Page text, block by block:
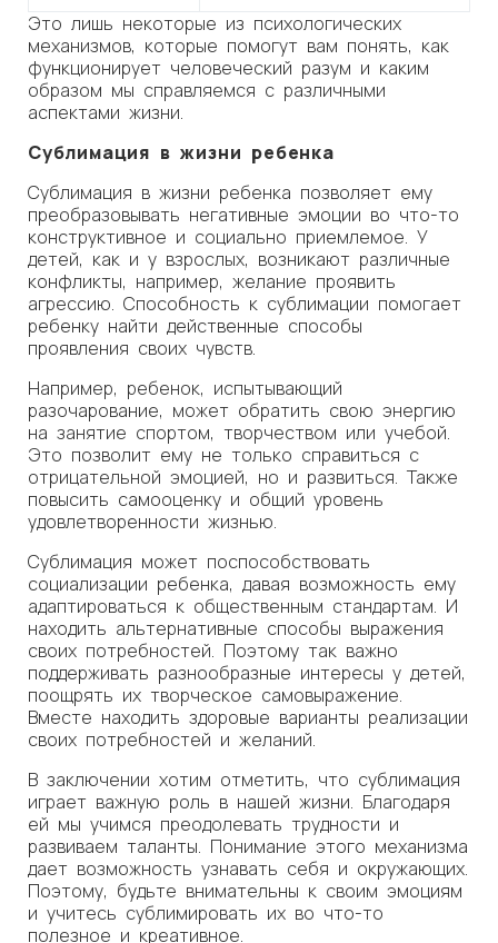
Это лишь некоторые из психологических
механизмов, которые помогут вам понять, как
функционирует человеческий разум и каким
образом мы справляемся с различными
аспектами жизни.
Сублимация в жизни ребенка
Сублимация в жизни ребенка позволяет ему
преобразовывать негативные эмоции во что-то
конструктивное и социально приемлемое. У
детей, как и у взрослых, возникают различные
конфликты, например, желание проявить
агрессию. Способность к сублимации помогает
ребенку найти действенные способы
проявления своих чувств.
Например, ребенок, испытывающий
разочарование, может обратить свою энергию
на занятие спортом, творчеством или учебой.
Это позволит ему не только справиться с
отрицательной эмоцией, но и развиться. Также
повысить самооценку и общий уровень
удовлетворенности жизнью.
Сублимация может поспособствовать
социализации ребенка, давая возможность ему
адаптироваться к общественным стандартам. И
находить альтернативные способы выражения
своих потребностей. Поэтому так важно
поддерживать разнообразные интересы у детей,
поощрять их творческое самовыражение.
Вместе находить здоровые варианты реализации
своих потребностей и желаний.
В заключении хотим отметить, что сублимация
играет важную роль в нашей жизни. Благодаря
ей мы учимся преодолевать трудности и
развиваем таланты. Понимание этого механизма
дает возможность узнавать себя и окружающих.
Поэтому, будьте внимательны к своим эмоциям
и учитесь сублимировать их во что-то
полезное и креативное.